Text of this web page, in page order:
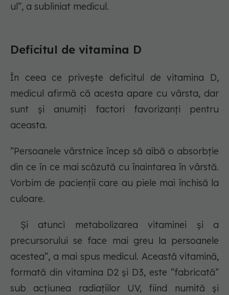
ul”, a subliniat medicul.
Deficitul de vitamina D
În ceea ce privește deficitul de vitamina D,
medicul afirmă că acesta apare cu vârsta, dar
sunt și anumiți factori favorizanți pentru
aceasta.
”Persoanele vârstnice încep să aibă o absorbție
din ce în ce mai scăzută cu înaintarea în vârstă.
Vorbim de pacienții care au piele mai închisă la
culoare.
Și atunci metabolizarea vitaminei și a
precursorului se face mai greu la persoanele
acestea”, a mai spus medicul. Această vitamină,
formată din vitamina D2 și D3, este ”fabricată”
sub acțiunea radiațiilor UV, fiind numită și